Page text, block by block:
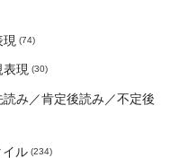
(74)
表現 (30)
み／肯定後読み／不定後
イル (234)